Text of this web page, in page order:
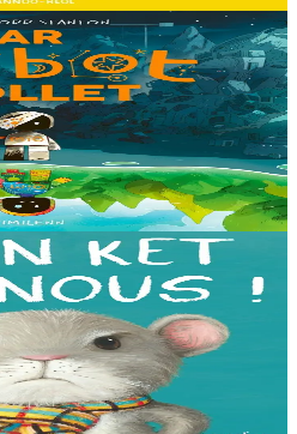
eus ur robotig torret o tihuniñ. N’en
nag abaoe pegeit emañ aze, met
vihan o chom. Brudet eo
ha teodekañ logodenn ar vro. Un